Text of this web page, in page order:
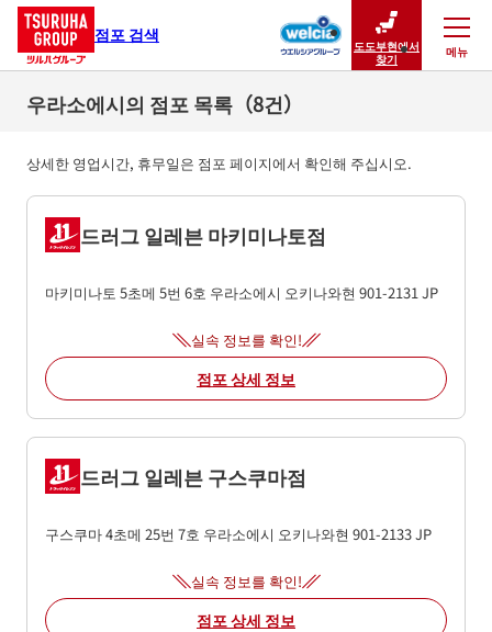
점포 검색
도도부현에서
찾기
메뉴
닫기
우라소에시의 점포 목록（8건）
상세한 영업시간, 휴무일은 점포 페이지에서 확인해 주십시오.
드러그 일레븐 마키미나토점
마키미나토 5초메 5번 6호 우라소에시 오키나와현 901-2131JP
실속 정보를 확인!
점포 상세 정보
드러그 일레븐 구스쿠마점
구스쿠마 4초메 25번 7호 우라소에시 오키나와현 901-2133JP
실속 정보를 확인!
점포 상세 정보